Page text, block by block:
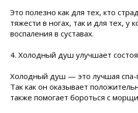
Это полезно как для тех, кто
тяжести в ногах, так и для тех, у
воспаления в суставах.
4. Холодный душ улучшает
Холодный душ — это лучшая спа-
Так как он оказывает
также помогает бороться с